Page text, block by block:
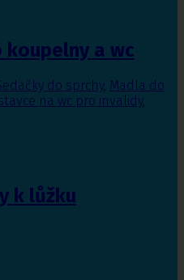
koupelny a wc
do sprchy, Madla do
na wc pro invalidy,
k lůžku